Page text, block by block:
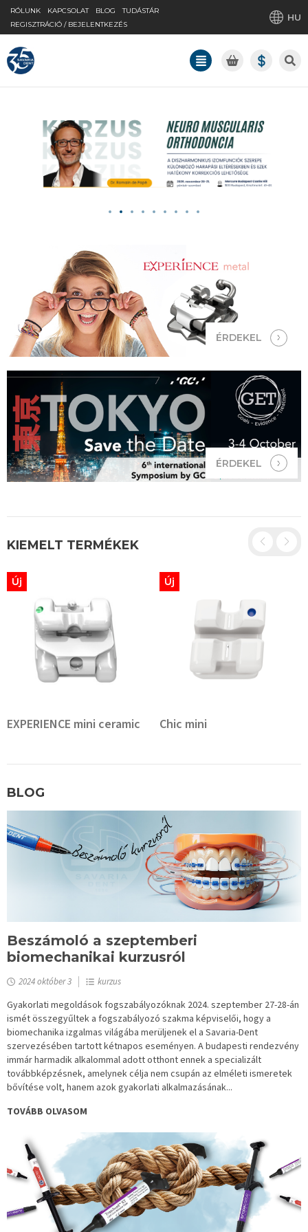
RÓLUNK KAPCSOLAT BLOG
TUDÁSTÁR
REGISZTRÁCIÓ / BEJELENTKEZÉS
HU
ÉRDEKEL
ÉRDEKEL
KIEMELT TERMÉKEK
EXPERIENCE mini ceramic
Új
Chic mini
Új
BLOG
Beszámoló a szeptemberi
biomechanikai kurzusról
2024 október 3 kurzus
Gyakorlati megoldások fogszabályozóknak 2024. szeptember 27-28-án
ismét összegyűltek a fogszabályozó szakma képviselői, hogy a
biomechanika izgalmas világába merüljenek el a Savaria-Dent
szervezésében tartott kétnapos eseményen. A budapesti rendezvény
immár harmadik alkalommal adott otthont ennek a specializált
továbbképzésnek, amelynek célja nem csupán az elméleti ismeretek
bővítése volt, hanem azok gyakorlati alkalmazásának...
TOVÁBB OLVASOM